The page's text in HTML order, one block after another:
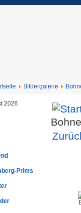
Bildergalerie
2026
Prims